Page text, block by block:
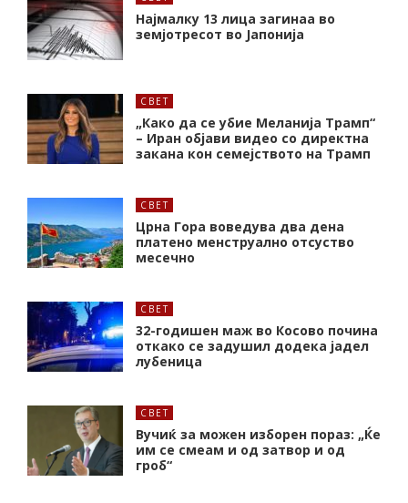
Најмалку 13 лица загинаа во
земјотресот во Јапонија
СВЕТ
„Како да се убие Меланија Трамп“
– Иран објави видео со директна
закана кон семејството на Трамп
СВЕТ
Црна Гора воведува два дена
платено менструално отсуство
месечно
СВЕТ
32-годишен маж во Косово почина
откако се задушил додека јадел
лубеница
СВЕТ
Вучиќ за можен изборен пораз: „Ќе
им се смеам и од затвор и од
гроб“